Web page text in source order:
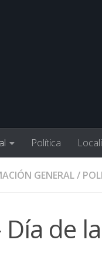
Política
GENERAL/
de